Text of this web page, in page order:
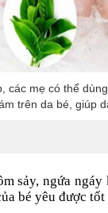
các mẹ có thể
trên da bé, giúp
sảy, ngứa
bé yêu được